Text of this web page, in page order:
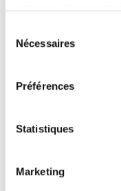
Nécessaires
Préférences
Statistiques
Marketing